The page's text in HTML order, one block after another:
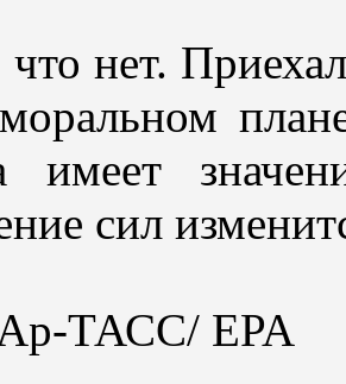
нет.
имеет
сил
ТАСС/ EPA